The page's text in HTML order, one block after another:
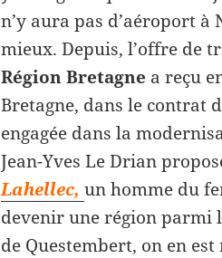
n’y aura pas d’aéroport à
mieux. Depuis, l’offre de
Région Bretagne a reçu
Bretagne, dans le contrat
engagée dans la
Jean-Yves Le Drian
Lahellec, un homme du
devenir une région parmi
de Questembert, on en